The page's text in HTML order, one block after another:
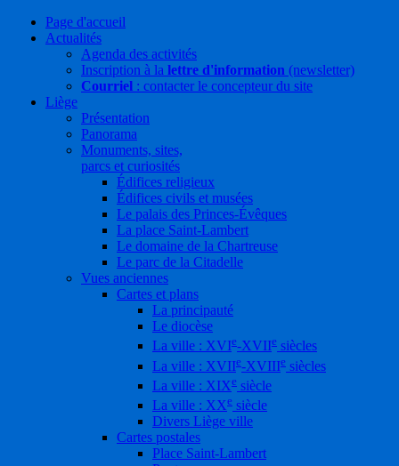
Page d'accueil
Actualités
Agenda des activités
Inscription à la lettre d'information (newsletter)
Courriel : contacter le concepteur du site
Liège
Présentation
Panorama
Monuments, sites,
parcs et curiosités
Édifices religieux
Édifices civils et musées
Le palais des Princes-Évêques
La place Saint-Lambert
Le domaine de la Chartreuse
Le parc de la Citadelle
Vues anciennes
Cartes et plans
La principauté
Le diocèse
La ville : XVIe-XVIIe siècles
La ville : XVIIe-XVIIIe siècles
La ville : XIXe siècle
La ville : XXe siècle
Divers Liège ville
Cartes postales
Place Saint-Lambert